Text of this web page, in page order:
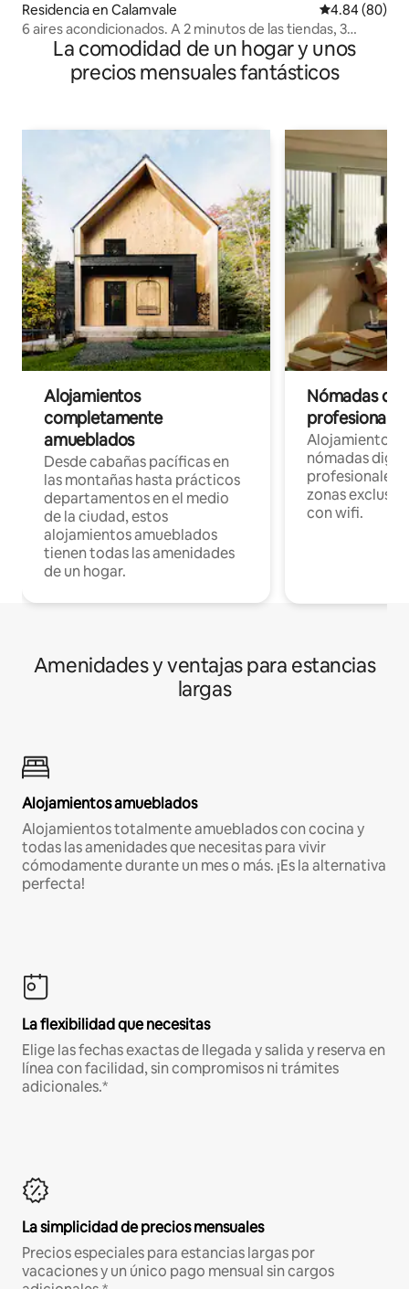
Residencia en Calamvale Calificación
4.84 (80)
6 aires acondicionados. A 2 minutos de las tiendas, 3
baños, 4 camas tamaño queen.
La comodidad de un hogar y unos
precios mensuales fantásticos
Alojamientos
completamente
amueblados
Desde cabañas pacíficas en
las montañas hasta prácticos
departamentos en el medio
de la ciudad, estos
alojamientos amueblados
tienen todas las amenidades
de un hogar.
Nómadas
Alojamientos
nómadas
profesionales
zonas
con wifi.
Amenidades y ventajas para estancias
largas
Alojamientos amueblados
Alojamientos totalmente amueblados con cocina y
todas las amenidades que necesitas para vivir
cómodamente durante un mes o más. ¡Es la alternativa
perfecta!
La flexibilidad que necesitas
Elige las fechas exactas de llegada y salida y reserva en
línea con facilidad, sin compromisos ni trámites
adicionales.*
La simplicidad de precios mensuales
Precios especiales para estancias largas por
vacaciones y un único pago mensual sin cargos